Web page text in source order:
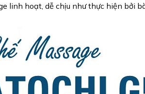
linh hoạt, dễ chịu như thực hiện bởi